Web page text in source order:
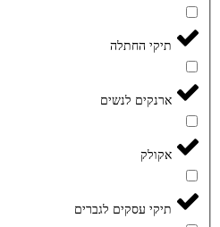
תיקי החתלה
ארנקים לנשים
אקולק
תיקי עסקים לגברים